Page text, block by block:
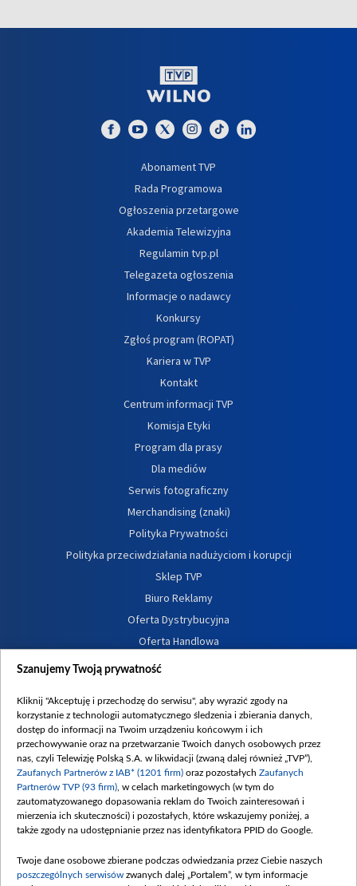
Abonament TVP
Rada Programowa
Ogłoszenia przetargowe
Akademia Telewizyjna
Regulamin tvp.pl
Telegazeta ogłoszenia
Informacje o nadawcy
Konkursy
Zgłoś program (ROPAT)
Kariera w TVP
Kontakt
Centrum informacji TVP
Komisja Etyki
Program dla prasy
Dla mediów
Serwis fotograficzny
Merchandising (znaki)
Polityka Prywatności
Polityka przeciwdziałania nadużyciom i korupcji
Sklep TVP
Biuro Reklamy
Oferta Dystrybucyjna
Oferta Handlowa
Dostępność
Procedura zgłoszeń wewnętrznych
Szanujemy Twoją prywatność
Kliknij "Akceptuję i przechodzę do serwisu", aby wyrazić zgody na
korzystanie z technologii automatycznego śledzenia i zbierania danych,
dostęp do informacji na Twoim urządzeniu końcowym i ich
przechowywanie oraz na przetwarzanie Twoich danych osobowych przez
nas, czyli Telewizję Polską S.A. w likwidacji (zwaną dalej również „TVP”),
Zaufanych Partnerów z IAB* (1201 firm) oraz pozostałych Zaufanych
Partnerów TVP (93 firm) , w celach marketingowych (w tym do
zautomatyzowanego dopasowania reklam do Twoich zainteresowań i
mierzenia ich skuteczności) i pozostałych, które wskazujemy poniżej, a
także zgody na udostępnianie przez nas identyfikatora PPID do Google.
Twoje dane osobowe zbierane podczas odwiedzania przez Ciebie naszych
poszczególnych serwisów zwanych dalej „Portalem”, w tym informacje